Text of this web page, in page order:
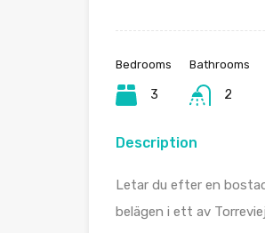
Bedrooms
3
Bathrooms
2
Description
Letar du efter en
belägen i ett av